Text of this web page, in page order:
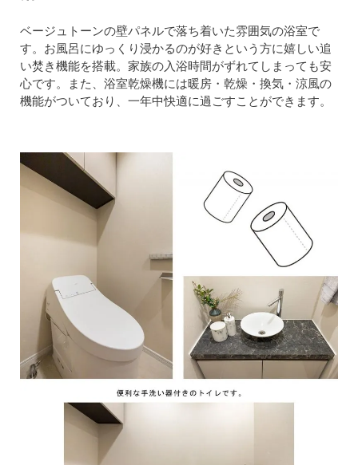
ベージュトーンの壁パネルで落ち着いた雰囲気の浴室で
す。お風呂にゆっくり浸かるのが好きという方に嬉しい追
い焚き機能を搭載。家族の入浴時間がずれてしまっても安
心です。また、浴室乾燥機には暖房・乾燥・換気・涼風の
機能がついており、一年中快適に過ごすことができます。